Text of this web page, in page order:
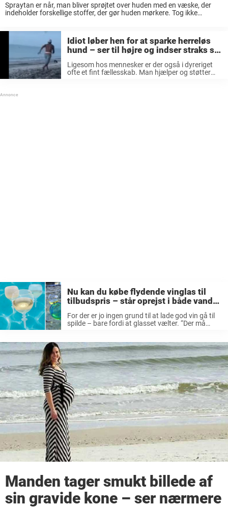
Spraytan er når, man bliver sprøjtet over huden med en væske, der
indeholder forskellige stoffer, der gør huden mørkere. Tog ikke
Idiot løber hen for at sparke herreløs
hund – ser til højre og indser straks sin
Ligesom hos mennesker er der også i dyreriget
ofte et fint fællesskab. Man hjælper og støtter
Nu kan du købe flydende vinglas til
tilbudspris – står oprejst i både vandet
For der er jo ingen grund til at lade god vin gå til
spilde – bare fordi at glasset vælter. “Der må
Manden tager smukt billede af
sin gravide kone – ser nærmere